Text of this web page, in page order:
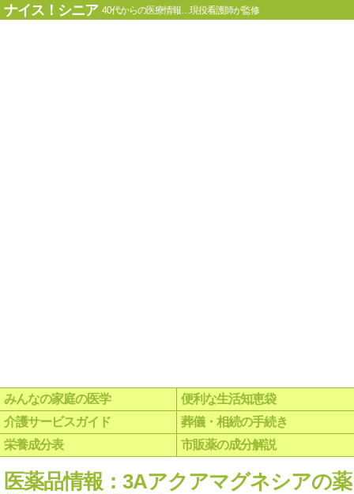
ナイス！シニア 40代からの医療情報…現役看護師が監修
みんなの家庭の医学
便利な生活知恵袋
介護サービスガイド
葬儀・相続の手続き
栄養成分表
市販薬の成分解説
医薬品情報：3Aアクアマグネシアの薬